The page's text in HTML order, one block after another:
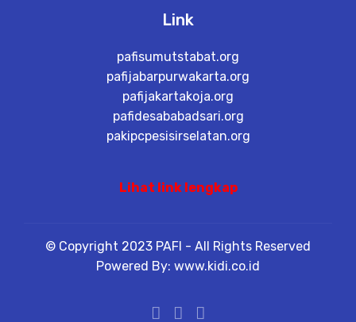
Link
pafisumutstabat.org
pafijabarpurwakarta.org
pafijakartakoja.org
pafidesababadsari.org
pakipcpesisirselatan.org
Lihat link lengkap
© Copyright 2023 PAFI - All Rights Reserved
Powered By: www.kidi.co.id